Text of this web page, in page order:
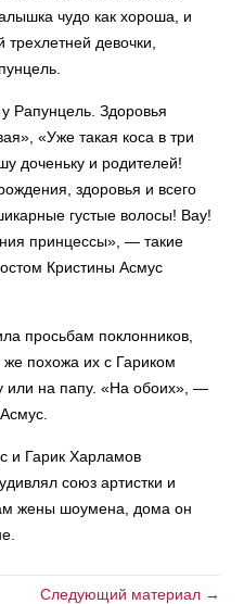
чудо как хороша, и
девочки,
Рапунцель. Здоровья
«Уже такая коса в три
доченьку и родителей!
здоровья и всего
густые волосы! Вау!
принцессы», — такие
Кристины Асмус
просьбам поклонников,
же похожа их с Гариком
на папу. «На обоих», —
и Гарик Харламов
союз артистки и
жены шоумена, дома он
Следующий материал →